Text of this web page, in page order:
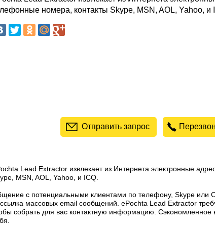
номера, контакты Skype, MSN, AOL, Yahoo, и
Отправить запрос
Lead Extractor извлекает из Интернета электронные
MSN, AOL, Yahoo, и ICQ.
с потенциальными клиентами по телефону, Skype
массовых email сообщений. ePochta Lead Extractor
собрать для вас контактную информацию. Сэкономленное